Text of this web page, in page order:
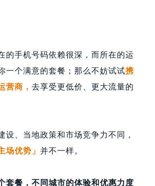
的手机号码依赖很深，而所在的运
一个满意的套餐；那么不妨试试携
营商， 去享受更低价、更大流量的
设、当地政策和市场竞争力不同，
场优势」 并不一样。
套餐，不同城市的体验和优惠力度